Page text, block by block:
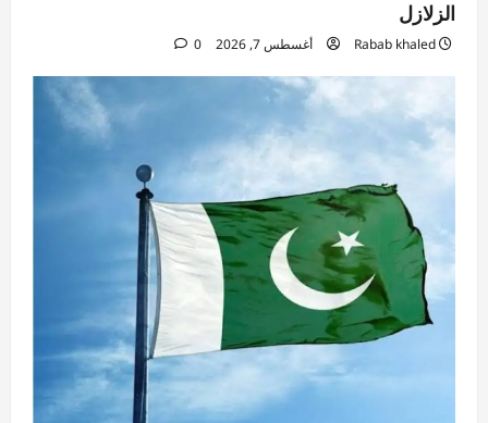
الزلازل
Rabab khaled أغسطس 7, 2026 0